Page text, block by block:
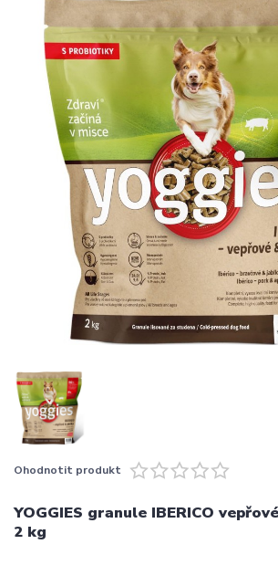
Ohodnotit produkt
YOGGIES granule IBERICO
2 kg